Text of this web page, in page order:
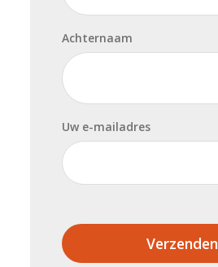
Achternaam
Uw e-mailadres
Verzenden